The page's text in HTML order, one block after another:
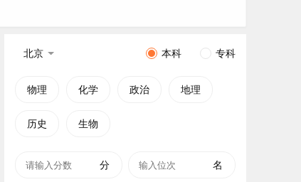
北京 本科 专科
物理 化学 政治 地理
历史 生物
分 名